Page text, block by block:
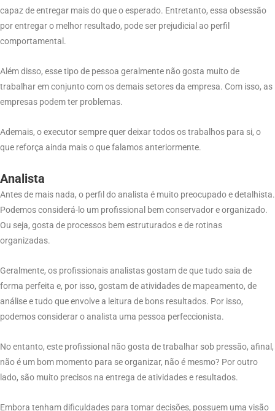
capaz de entregar mais do que o esperado. Entretanto, essa obsessão
por entregar o melhor resultado, pode ser prejudicial ao perfil
comportamental.
Além disso, esse tipo de pessoa geralmente não gosta muito de
trabalhar em conjunto com os demais setores da empresa. Com isso, as
empresas podem ter problemas.
Ademais, o executor sempre quer deixar todos os trabalhos para si, o
que reforça ainda mais o que falamos anteriormente.
Analista
Antes de mais nada, o perfil do analista é muito preocupado e detalhista.
Podemos considerá-lo um profissional bem conservador e organizado.
Ou seja, gosta de processos bem estruturados e de rotinas
organizadas.
Geralmente, os profissionais analistas gostam de que tudo saia de
forma perfeita e, por isso, gostam de atividades de mapeamento, de
análise e tudo que envolve a leitura de bons resultados. Por isso,
podemos considerar o analista uma pessoa perfeccionista.
No entanto, este profissional não gosta de trabalhar sob pressão, afinal,
não é um bom momento para se organizar, não é mesmo? Por outro
lado, são muito precisos na entrega de atividades e resultados.
Embora tenham dificuldades para tomar decisões, possuem uma visão